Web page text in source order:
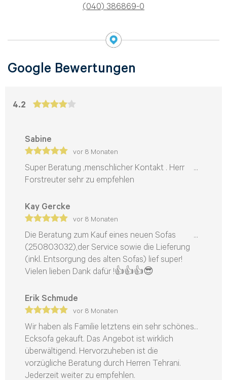
(040) 386869-0
Google Bewertungen
4.2
Sabine
vor 8 Monaten
Super Beratung ,menschlicher Kontakt . Herr
Forstreuter sehr zu empfehlen
Kay Gercke
vor 8 Monaten
Die Beratung zum Kauf eines neuen Sofas
(250803032),der Service sowie die Lieferung
(inkl. Entsorgung des alten Sofas) lief super!
Vielen lieben Dank dafür !👍👍👍😎
Erik Schmude
vor 8 Monaten
Wir haben als Familie letztens ein sehr schönes
Ecksofa gekauft. Das Angebot ist wirklich
überwältigend. Hervorzuheben ist die
vorzügliche Beratung durch Herren Tehrani.
Jederzeit weiter zu empfehlen.